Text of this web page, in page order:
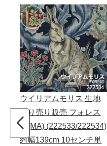
ウイリアムモリス 生地
切り売り販売 フォレス
ト(MA) (222533/222534)
約幅139cm 10センチ単